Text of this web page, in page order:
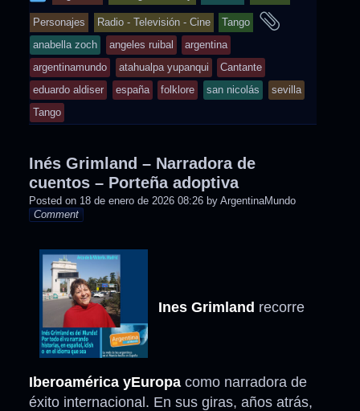
entry
was
posted
in
Personajes Radio - Televisión - Cine Tango
anabella zoch angeles ruibal
argentina
argentinamundo
atahualpa yupanqui
Cantante
eduardo aldiser
españa folklore san nicolás
sevilla
Tango
Inés Grimland – Narradora de
cuentos – Porteña adoptiva
Posted on 18 de enero de 2026 08:26 by ArgentinaMundo
Comment
Ines Grimland recorre
Iberoamérica yEuropa como narradora de
éxito internacional. En sus giras, años atrás,